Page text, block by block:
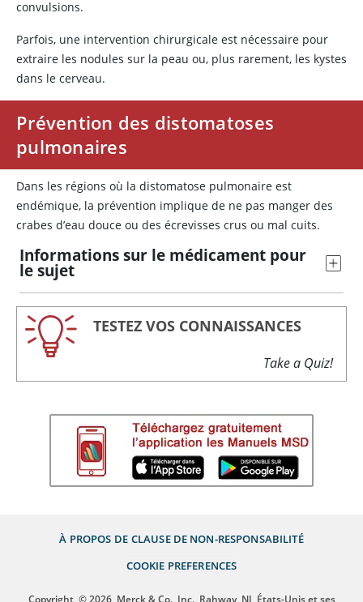
convulsions.
Parfois, une intervention chirurgicale est nécessaire pour
extraire les nodules sur la peau ou, plus rarement, les kystes
dans le cerveau.
Prévention des distomatoses
pulmonaires
Dans les régions où la distomatose pulmonaire est
endémique, la prévention implique de ne pas manger des
crabes d’eau douce ou des écrevisses crus ou mal cuits.
Informations sur le médicament pour
le sujet
TESTEZ VOS CONNAISSANCES
Take a Quiz!
À PROPOS DE CLAUSE DE NON-RESPONSABILITÉ
COOKIE PREFERENCES
Copyright © 2026 Merck & Co., Inc., Rahway, NJ, États-Unis et ses